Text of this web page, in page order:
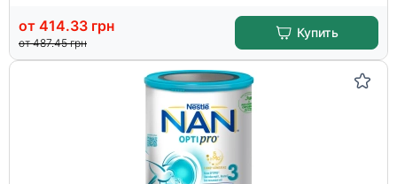
от 414.33 грн
от 487.45грн
Купить